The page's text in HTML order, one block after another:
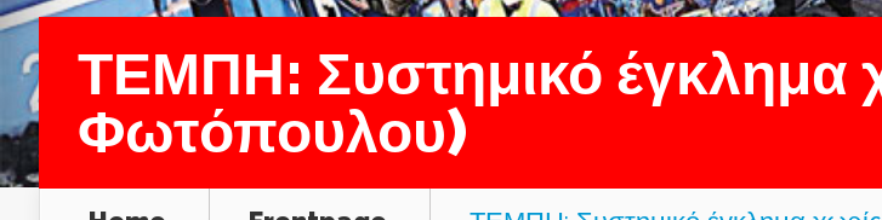
ΤΕΜΠΗ: Συστημικό έγκλημα
Φωτόπουλου)